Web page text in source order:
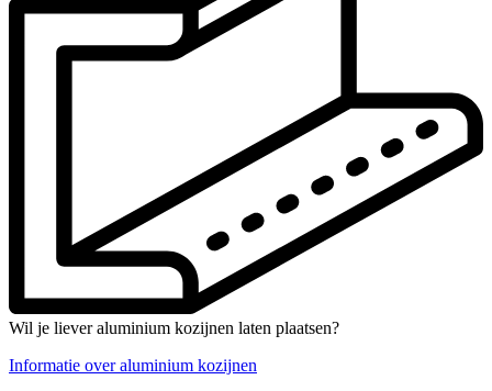
Wil je liever aluminium kozijnen laten plaatsen?
Informatie over aluminium kozijnen